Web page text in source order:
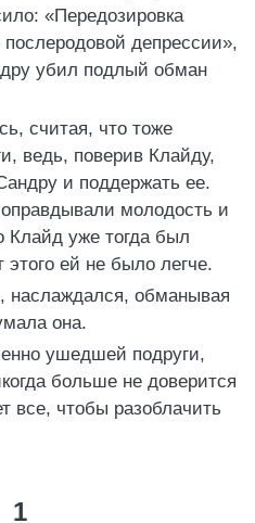
«Передозировка
послеродовой депрессии»,
убил подлый обман
считая, что тоже
ведь, поверив Клайду,
и поддержать ее.
молодость и
Клайд уже тогда был
ей не было легче.
наслаждался, обманывая
она.
ушедшей подруги,
больше не доверится
все, чтобы разоблачить
1